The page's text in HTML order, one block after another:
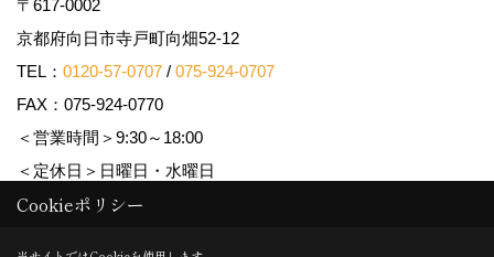
〒617-0002
京都府向日市寺戸町向畑52-12
TEL： 0120-57-0707 / 075-924-0707
FAX：075-924-0770
＜営業時間＞9:30～18:00
＜定休日＞日曜日・水曜日
Cookieポリシー